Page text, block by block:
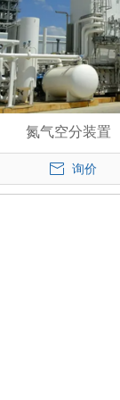
氮气空分装置
询价